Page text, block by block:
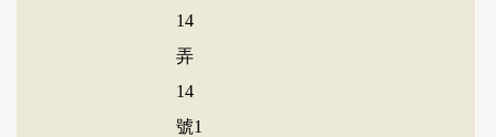
14
弄
14
號1